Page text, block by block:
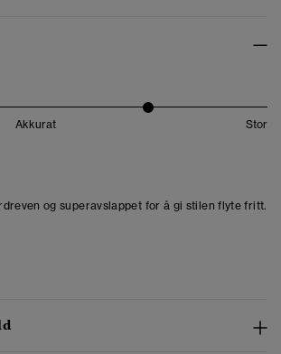
Akkurat Stor
og superavslappet for å gi stilen flyte fritt.